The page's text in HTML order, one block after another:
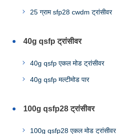
25 ग्राम sfp28 cwdm ट्रांसीवर
40g qsfp ट्रांसीवर
40g qsfp एकल मोड ट्रांसीवर
40g qsfp मल्टीमोड पार
100g qsfp28 ट्रांसीवर
100g qsfp28 एकल मोड ट्रांसीवर